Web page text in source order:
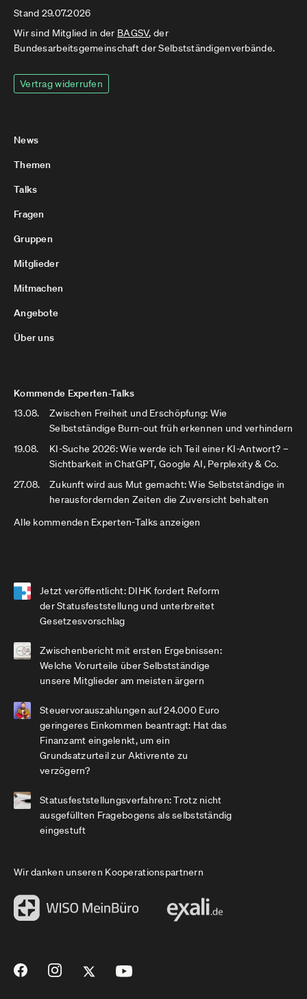
Stand 29.07.2026
Wir sind Mitglied in der BAGSV, der
Bundesarbeitsgemeinschaft der Selbstständigenverbände.
Vertrag widerrufen
News
Themen
Talks
Fragen
Gruppen
Mitglieder
Mitmachen
Angebote
Über uns
Kommende Experten-Talks
13.08.
Zwischen Freiheit und Erschöpfung: Wie
Selbstständige Burn-out früh erkennen und verhindern
19.08.
KI-Suche 2026: Wie werde ich Teil einer KI-Antwort? –
Sichtbarkeit in ChatGPT, Google AI, Perplexity & Co.
27.08.
Zukunft wird aus Mut gemacht: Wie Selbstständige in
herausfordernden Zeiten die Zuversicht behalten
Alle kommenden Experten-Talks anzeigen
Jetzt veröffentlicht: DIHK fordert Reform
der Statusfeststellung und unterbreitet
Gesetzesvorschlag
Zwischenbericht mit ersten Ergebnissen:
Welche Vorurteile über Selbstständige
unsere Mitglieder am meisten ärgern
Steuervorauszahlungen auf 24.000 Euro
geringeres Einkommen beantragt: Hat das
Finanzamt eingelenkt, um ein
Grundsatzurteil zur Aktivrente zu
verzögern?
Statusfeststellungsverfahren: Trotz nicht
ausgefüllten Fragebogens als selbstständig
eingestuft
Wir danken unseren Kooperationspartnern